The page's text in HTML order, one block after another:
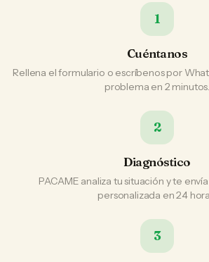
1
Cuéntanos
Rellena el formulario o escríbenos por
problema en 2 minutos.
2
Diagnóstico
PACAME analiza tu situación y te
personalizada en 24
3